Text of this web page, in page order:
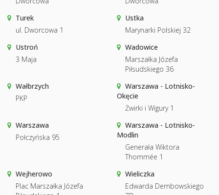
Turek
ul. Dworcowa 1
Ustka
Marynarki Polskiej 32
Ustroń
3 Maja
Wadowice
Marszałka Józefa
Piłsudskiego 36
Wałbrzych
PKP
Warszawa - Lotnisko-
Okęcie
Żwirki i Wigury 1
Warszawa
Połczyńska 95
Warszawa - Lotnisko-
Modlin
Generała Wiktora
Thommée 1
Wejherowo
Plac Marszałka Józefa
Wieliczka
Edwarda Dembowskiego